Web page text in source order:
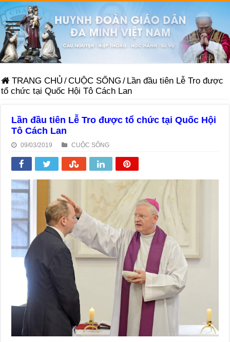
TRANG CHỦ /CUỘC SỐNG / Lần đầu tiên Lễ Tro được
tổ chức tại Quốc Hội Tô Cách Lan
Lần đầu tiên Lễ Tro được tổ chức tại Quốc Hội
Tô Cách Lan
09/03/2019 CUỘC SỐNG